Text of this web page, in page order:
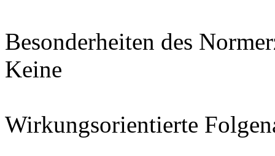
Besonderheiten des
Keine
Wirkungsorientierte